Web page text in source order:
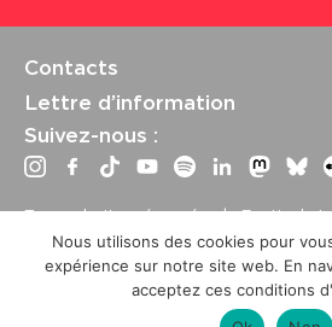
Contacts
Lettre d’information
Suivez-nous :
Tous droits réservés | Festival
International Film Festival –
générales de vente
Crédits site : Marine Breton,
développement et mise à jour
Nous utilisons des cookies pour
expérience sur notre site web. En
acceptez ces conditions